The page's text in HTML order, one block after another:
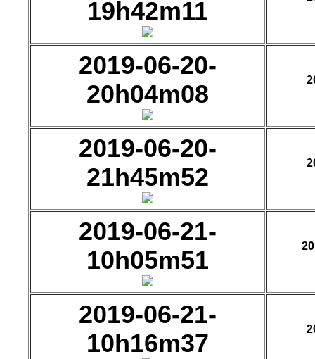
19h42m11
2019-06-20-
20h04m08
2019-06-20-
21h45m52
2019-06-21-
10h05m51
2019-06-21-
10h16m37